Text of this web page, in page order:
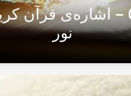
شگفتی 006 – اشاره‌ی
نور